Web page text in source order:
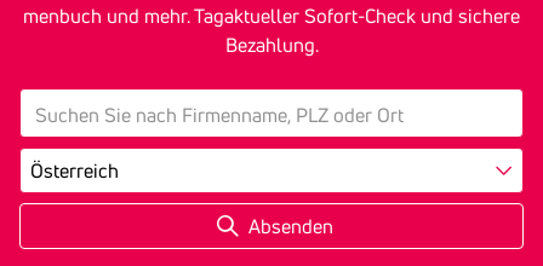
men­buch und mehr. Tagak­tu­eller Sofort-Check und sichere
Bezah­lung.
search
Land